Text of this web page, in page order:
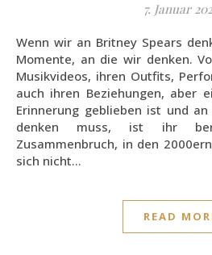
7. Januar
Wenn wir an Britney Spears denken, dann gibt es viele
Momente, an die wir denken.
Musikvideos, ihren Outfits,
auch ihren Beziehungen, aber
Erinnerung geblieben ist und
denken muss, ist ihr
Zusammenbruch, in den
sich nicht…
READ